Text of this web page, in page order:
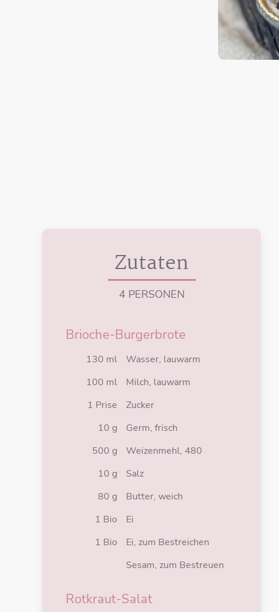
Zutaten
4 PERSONEN
Brioche-Burgerbrote
130 ml
Wasser, lauwarm
100 ml
Milch, lauwarm
1 Prise
Zucker
10 g
Germ, frisch
500 g
Weizenmehl, 480
10 g
Salz
80 g
Butter, weich
1 Bio
Ei
1 Bio
Ei, zum Bestreichen
Sesam, zum Bestreuen
Rotkraut-Salat